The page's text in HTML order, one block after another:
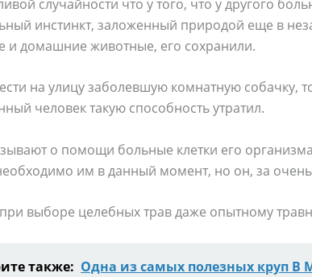
случайности что у того, что у другого
инстинкт, заложенный природой еще в
и домашние животные, его сохранили.
на улицу заболевшую комнатную
человек такую способность утратил.
о помощи больные клетки его
им в данный момент, но он, за
выборе целебных трав даже опытному
также: Одна из самых полезных круп В